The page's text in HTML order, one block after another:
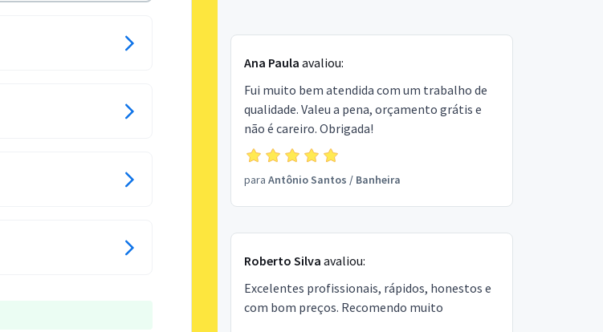
Ana Paula avaliou:
Fui muito bem atendida com um trabalho de
qualidade. Valeu a pena, orçamento grátis e
não é careiro. Obrigada!
para Antônio Santos / Banheira
Roberto Silva avaliou:
Excelentes profissionais, rápidos, honestos e
com bom preços. Recomendo muito